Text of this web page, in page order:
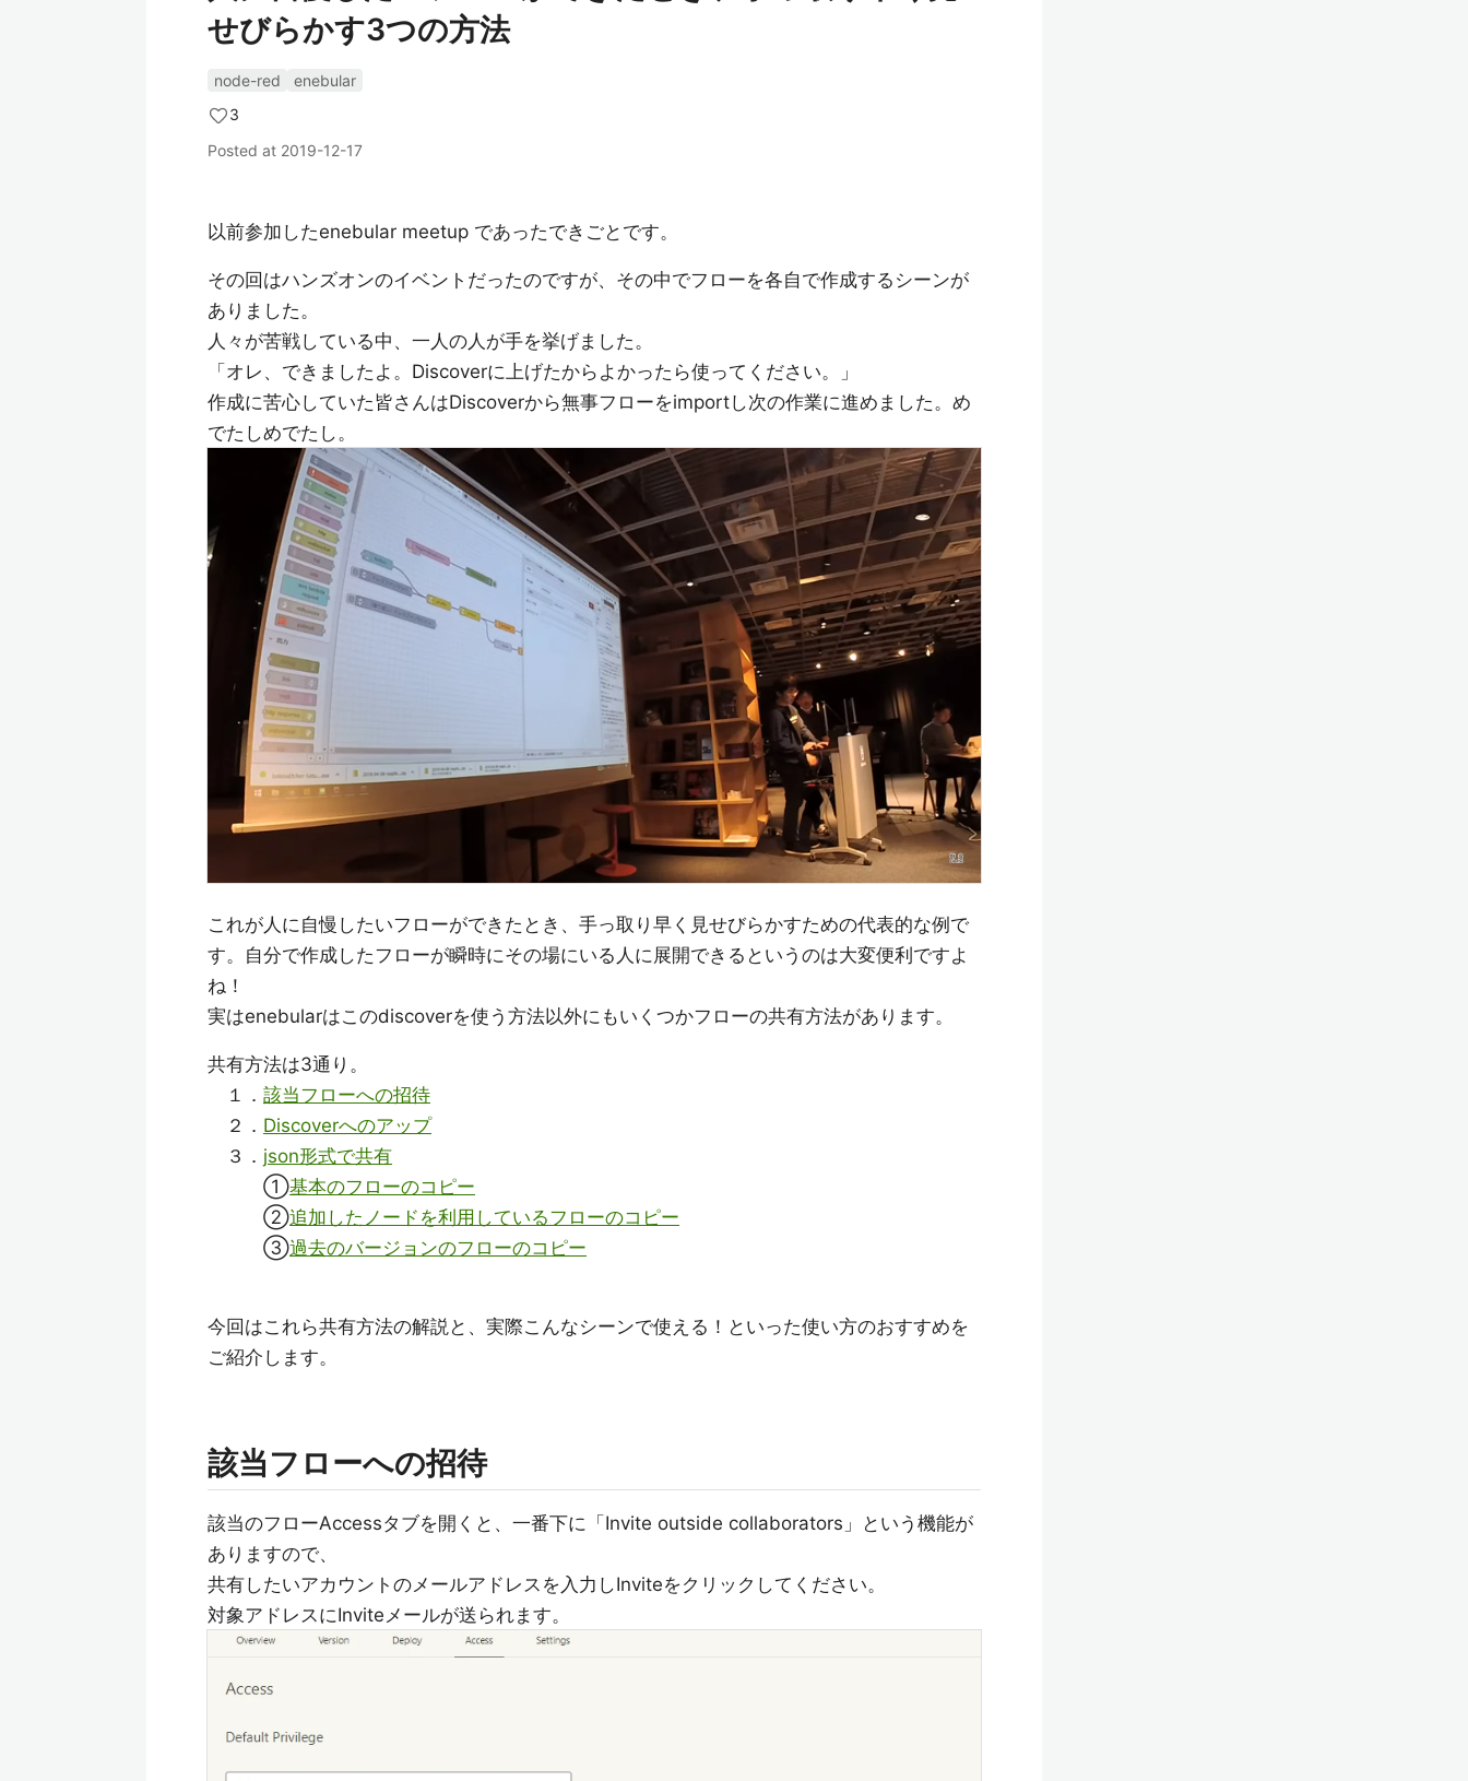
せびらかす3つの方法
node-red
enebular
3
Posted at 2019-12-17
以前参加したenebular meetup であったできごとです。
その回はハンズオンのイベントだったのですが、その中でフローを各自で作成するシーンが
ありました。
人々が苦戦している中、一人の人が手を挙げました。
「オレ、できましたよ。Discoverに上げたからよかったら使ってください。」
作成に苦心していた皆さんはDiscoverから無事フローをimportし次の作業に進めました。め
でたしめでたし。
これが人に自慢したいフローができたとき、手っ取り早く見せびらかすための代表的な例で
す。自分で作成したフローが瞬時にその場にいる人に展開できるというのは大変便利ですよ
ね！
実はenebularはこのdiscoverを使う方法以外にもいくつかフローの共有方法があります。
共有方法は3通り。
１． 該当フローへの招待
２． Discoverへのアップ
３． json形式で共有
①基本のフローのコピー
②追加したノードを利用しているフローのコピー
③過去のバージョンのフローのコピー
今回はこれら共有方法の解説と、実際こんなシーンで使える！といった使い方のおすすめを
ご紹介します。
該当フローへの招待
該当のフローAccessタブを開くと、一番下に「Invite outside collaborators」という機能が
ありますので、
共有したいアカウントのメールアドレスを入力しInviteをクリックしてください。
対象アドレスにInviteメールが送られます。